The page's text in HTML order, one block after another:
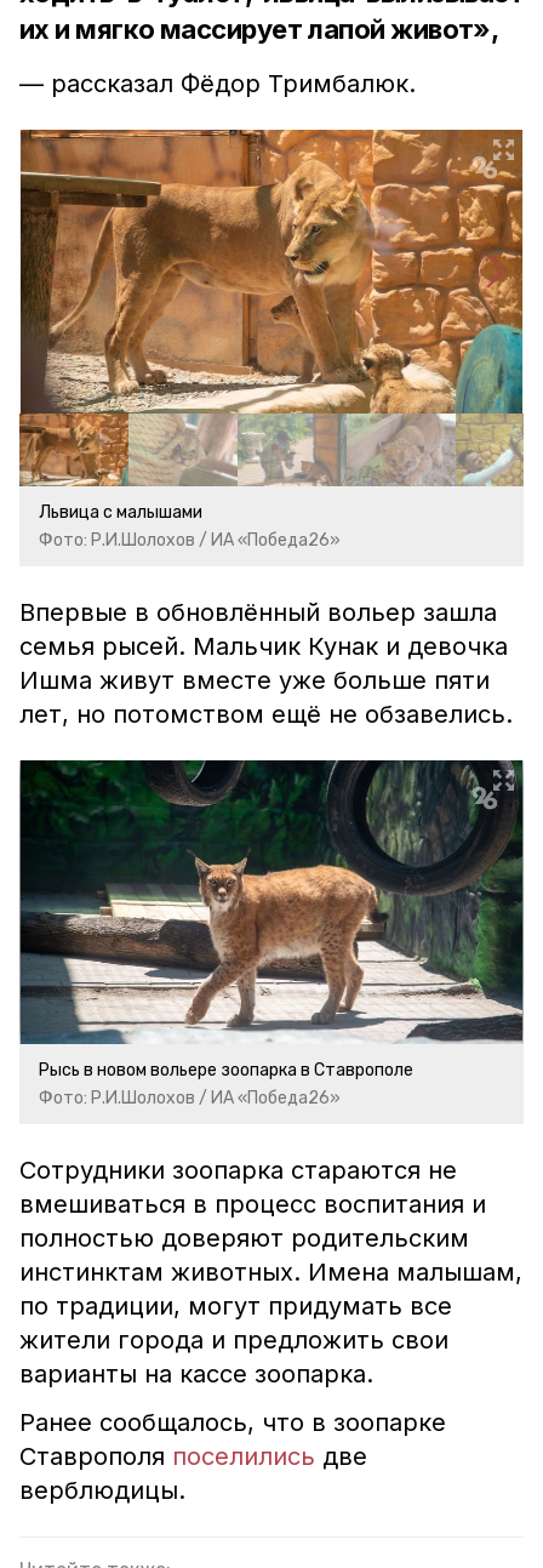
их и мягко массирует лапой живот»,
— рассказал Фёдор Тримбалюк.
Львица с малышами
Фото: Р.И.Шолохов / ИА «Победа26»
Впервые в обновлённый вольер зашла
семья рысей. Мальчик Кунак и девочка
Ишма живут вместе уже больше пяти
лет, но потомством ещё не обзавелись.
Рысь в новом вольере зоопарка в Ставрополе
Фото: Р.И.Шолохов / ИА «Победа26»
Сотрудники зоопарка стараются не
вмешиваться в процесс воспитания и
полностью доверяют родительским
инстинктам животных. Имена малышам,
по традиции, могут придумать все
жители города и предложить свои
варианты на кассе зоопарка.
Ранее сообщалось, что в зоопарке
Ставрополя поселились две
верблюдицы.